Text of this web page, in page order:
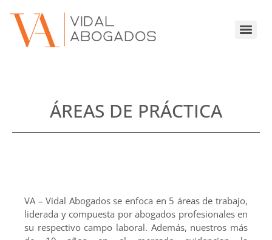
ÁREAS DE PRÁCTICA
VA – Vidal Abogados se enfoca en 5 áreas de trabajo,
liderada y compuesta por abogados profesionales en
su respectivo campo laboral. Además, nuestros más